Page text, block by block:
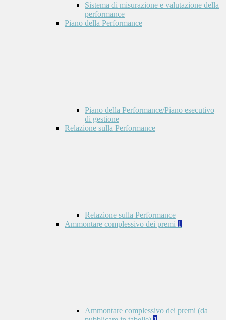
Sistema di misurazione e valutazione della
performance
Piano della Performance
Piano della Performance/Piano esecutivo
di gestione
Relazione sulla Performance
Relazione sulla Performance
Ammontare complessivo dei premi 1
Ammontare complessivo dei premi (da